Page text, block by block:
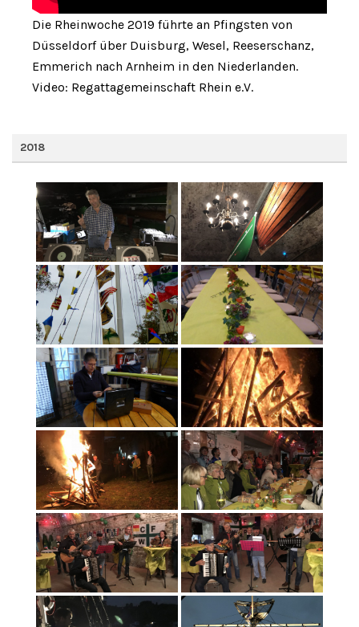
Die Rheinwoche 2019 führte an Pfingsten von
Düsseldorf über Duisburg, Wesel, Reeserschanz,
Emmerich nach Arnheim in den Niederlanden.
Video: Regattagemeinschaft Rhein e.V.
2018